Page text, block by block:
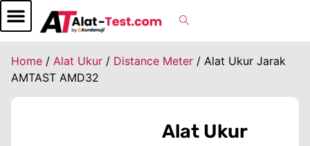
Home / Alat Ukur / Distance Meter / Alat Ukur Jarak
AMTAST AMD32
Alat Ukur